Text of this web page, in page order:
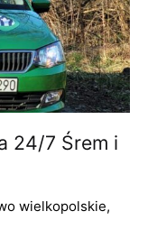
24/7 Śrem i
wielkopolskie,